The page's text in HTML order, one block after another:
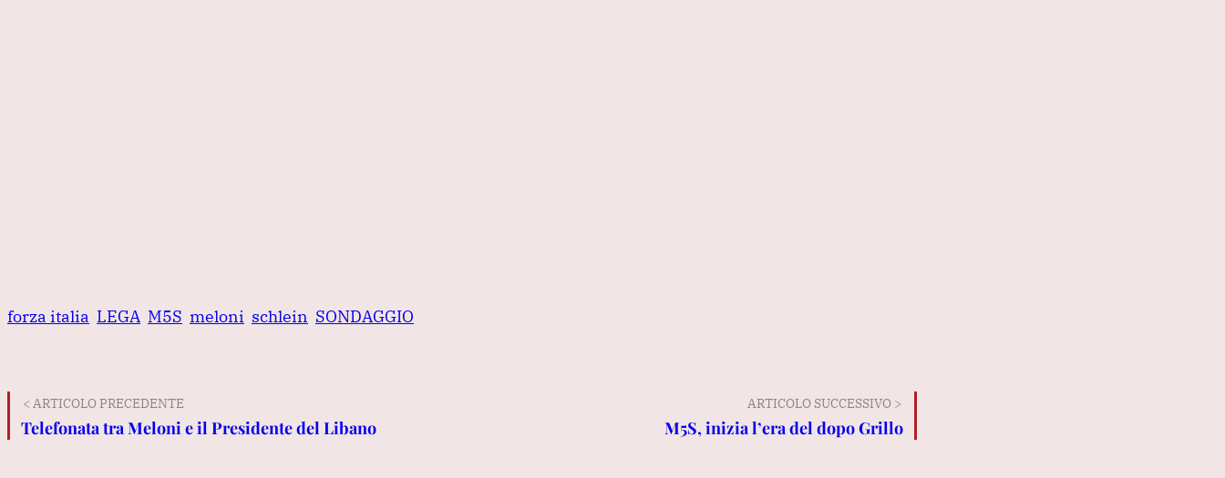
forza italia LEGA M5S meloni schlein SONDAGGIO
< ARTICOLO PRECEDENTE
Telefonata tra Meloni e il Presidente del Libano
ARTICOLO SUCCESSIVO >
M5S, inizia l’era del dopo Grillo